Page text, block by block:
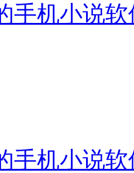
手机小说软
手机小说软